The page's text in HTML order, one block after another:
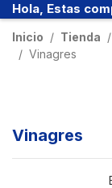
Hola, Estas
Inicio Tienda
Vinagres
Vinagres